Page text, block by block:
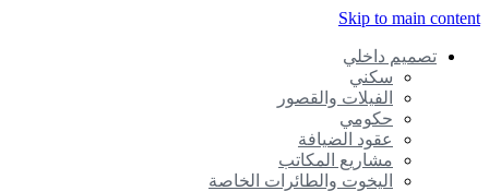
Skip to main
تصميم داخلي
سكني
الفيلات والقصور
حكومي
عقود الضيافة
مشاريع المكاتب
اليخوت والطائرات الخاصة